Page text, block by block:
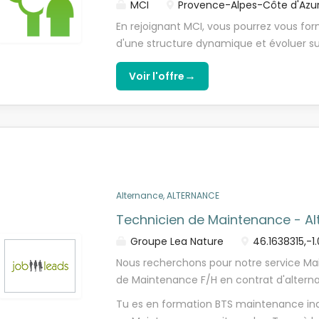
MCI
Provence-Alpes-Côte
En rejoignant MCI, vous pourrez vous
d'une structure dynamique et évoluer
Nous faisons partis du groupe Equans
Pas encore convaincu(e) ? Nous
performantes dans le domaine du
numérique des bâtiments, des
recherchonsun/une : Technicien
sein de notre équipe SAV et vous
sur des installations en réfrigération : -
de service : maintenance préventive,
Voir l'offre →
Alternance, ALTERNANCE
Technicien de Maintenance -
Groupe Lea Nature
46.1638315,-
Nous recherchons pour notre service
de Maintenance F/H en contrat
Technicien de Maintenance, tu auras
différents processus opérationnels,
Tu es en formation BTS maintenance